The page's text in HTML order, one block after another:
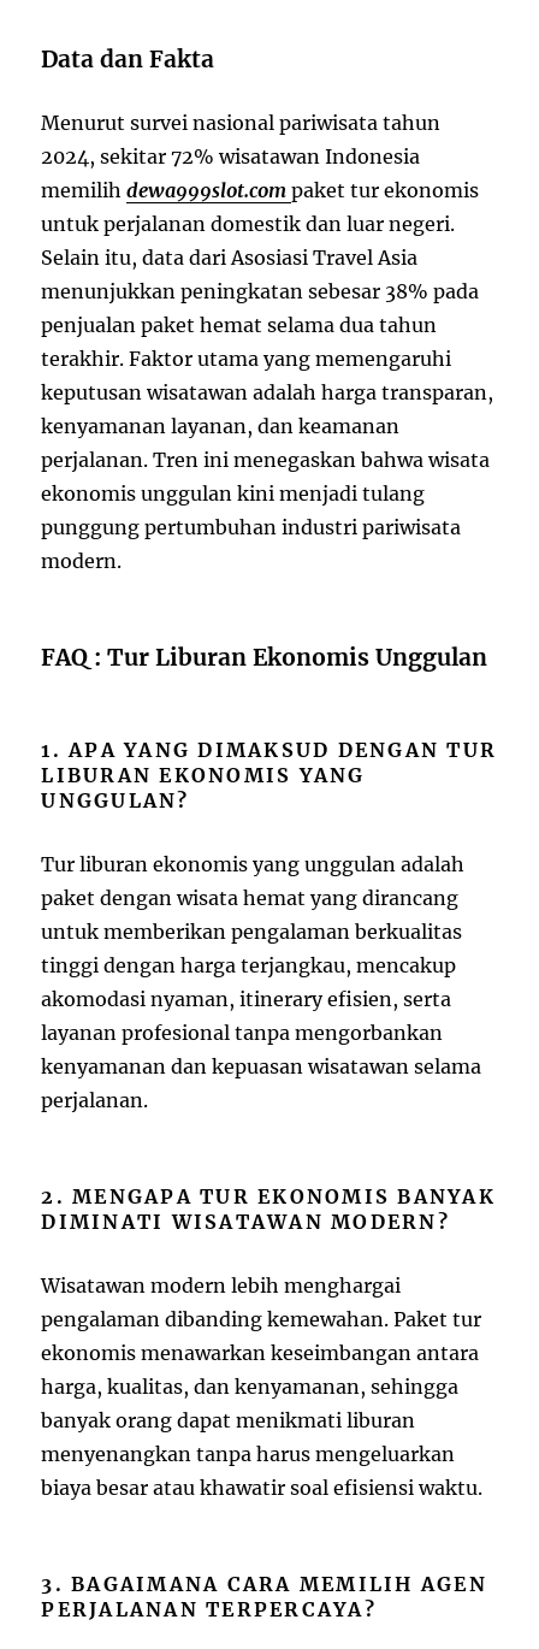
Data dan Fakta
Menurut survei nasional pariwisata tahun
2024, sekitar 72% wisatawan Indonesia
memilihdewa999slot.compaket tur ekonomis
untuk perjalanan domestik dan luar negeri.
Selain itu, data dari Asosiasi Travel Asia
menunjukkan peningkatan sebesar 38% pada
penjualan paket hemat selama dua tahun
terakhir. Faktor utama yang memengaruhi
keputusan wisatawan adalah harga transparan,
kenyamanan layanan, dan keamanan
perjalanan. Tren ini menegaskan bahwa wisata
ekonomis unggulan kini menjadi tulang
punggung pertumbuhan industri pariwisata
modern.
FAQ : Tur Liburan Ekonomis Unggulan
1. APA YANG DIMAKSUD DENGAN TUR
LIBURAN EKONOMIS YANG
UNGGULAN?
Tur liburan ekonomis yang unggulan adalah
paket dengan wisata hemat yang dirancang
untuk memberikan pengalaman berkualitas
tinggi dengan harga terjangkau, mencakup
akomodasi nyaman, itinerary efisien, serta
layanan profesional tanpa mengorbankan
kenyamanan dan kepuasan wisatawan selama
perjalanan.
2. MENGAPA TUR EKONOMIS BANYAK
DIMINATI WISATAWAN MODERN?
Wisatawan modern lebih menghargai
pengalaman dibanding kemewahan. Paket tur
ekonomis menawarkan keseimbangan antara
harga, kualitas, dan kenyamanan, sehingga
banyak orang dapat menikmati liburan
menyenangkan tanpa harus mengeluarkan
biaya besar atau khawatir soal efisiensi waktu.
3. BAGAIMANA CARA MEMILIH AGEN
PERJALANAN TERPERCAYA?